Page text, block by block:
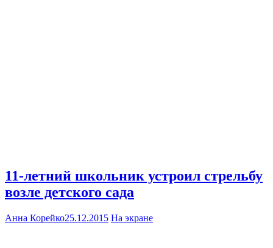
11-летний школьник устроил стрельбу
возле детского сада
Анна Корейко25.12.2015 На экране